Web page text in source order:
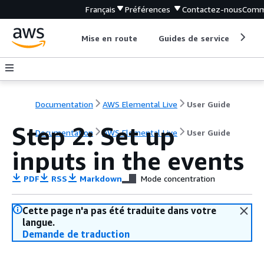
Français Préférences Contactez-nous
Mise en route Guides de service
Documentation AWS Elemental Live User Guide
Documentation AWS Elemental Live User Guide
Step 2: Set up
inputs in the events
PDF RSS Markdown Mode concentration
Cette page n'a pas été traduite dans votre
langue.
Demande de traduction